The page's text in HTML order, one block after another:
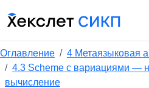
Оглавление
4 Метаязыковая
4.3 Scheme с вариациями —
вычисление